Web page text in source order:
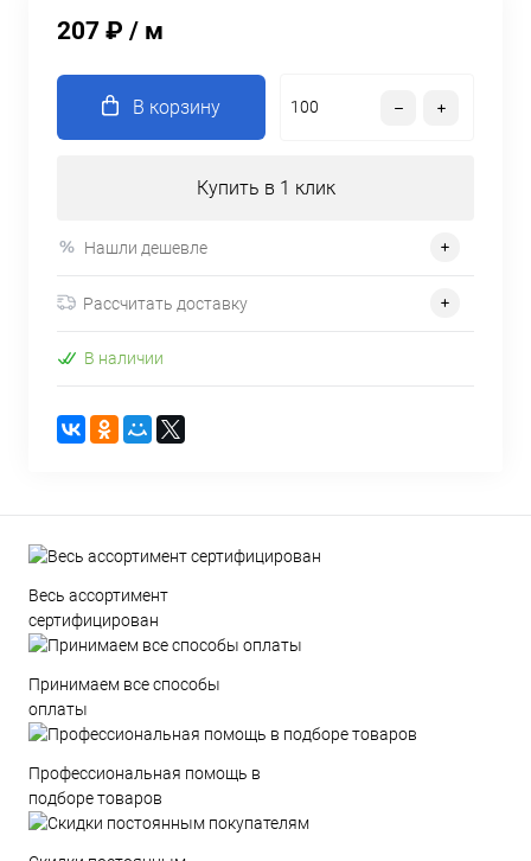
207 ₽ / м
В корзину
Купить в 1 клик
Нашли дешевле
Рассчитать доставку
В наличии
Весь ассортимент
сертифицирован
Принимаем все способы
оплаты
Профессиональная помощь в
подборе товаров